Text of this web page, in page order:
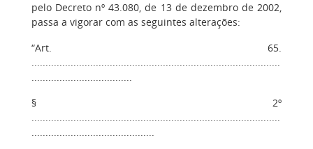
pelo Decreto nº 43.080, de 13 de dezembro de 2002,
passa a vigorar com as seguintes alterações:
“Art. 65.
.........................................................................................
....................................
§ 2º
.........................................................................................
............................................